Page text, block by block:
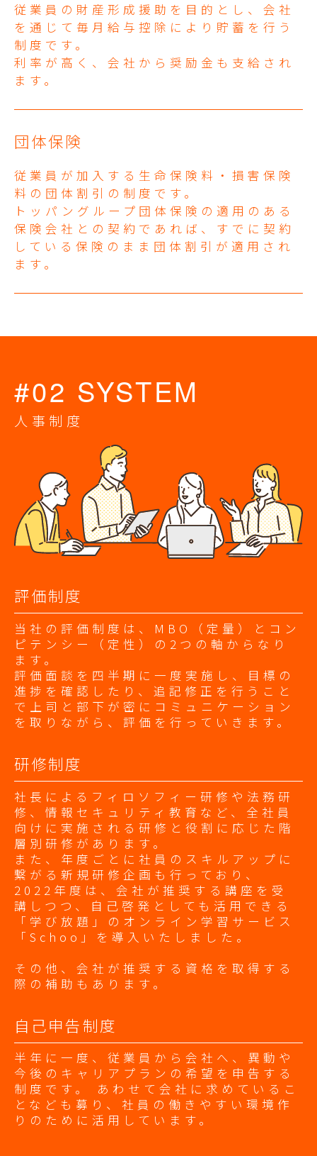
従業員の財産形成援助を目的とし、会社
を通じて毎月給与控除により貯蓄を行う
制度です。
利率が高く、会社から奨励金も支給され
ます。
団体保険
従業員が加入する生命保険料・損害保険
料の団体割引の制度です。
トッパングループ団体保険の適用のある
保険会社との契約であれば、すでに契約
している保険のまま団体割引が適用され
ます。
#02 SYSTEM
人事制度
評価制度
当社の評価制度は、MBO（定量）とコン
ピテンシー（定性）の2つの軸からなり
ます。
評価面談を四半期に一度実施し、目標の
進捗を確認したり、追記修正を行うこと
で上司と部下が密にコミュニケーション
を取りながら、評価を行っていきます。
研修制度
社長によるフィロソフィー研修や法務研
修、情報セキュリティ教育など、全社員
向けに実施される研修と役割に応じた階
層別研修があります。
また、年度ごとに社員のスキルアップに
繋がる新規研修企画も行っており、
2022年度は、会社が推奨する講座を受
講しつつ、自己啓発としても活用できる
「学び放題」のオンライン学習サービス
「Schoo」を導入いたしました。
その他、会社が推奨する資格を取得する
際の補助もあります。
自己申告制度
半年に一度、従業員から会社へ、異動や
今後のキャリアプランの希望を申告する
制度です。 あわせて会社に求めているこ
となども募り、社員の働きやすい環境作
りのために活用しています。